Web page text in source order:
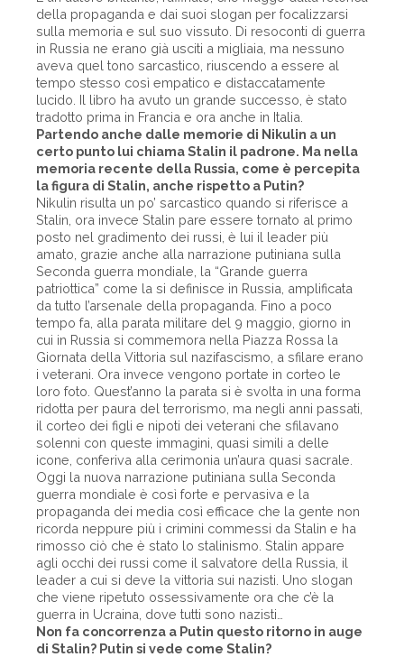
della propaganda e dai suoi slogan per focalizzarsi
sulla memoria e sul suo vissuto. Di resoconti di guerra
in Russia ne erano già usciti a migliaia, ma nessuno
aveva quel tono sarcastico, riuscendo a essere al
tempo stesso così empatico e distaccatamente
lucido. Il libro ha avuto un grande successo, è stato
tradotto prima in Francia e ora anche in Italia.
Partendo anche dalle memorie di Nikulin a un
certo punto lui chiama Stalin il padrone. Ma nella
memoria recente della Russia, come è percepita
la figura di Stalin, anche rispetto a Putin?
Nikulin risulta un po’ sarcastico quando si riferisce a
Stalin, ora invece Stalin pare essere tornato al primo
posto nel gradimento dei russi, è lui il leader più
amato, grazie anche alla narrazione putiniana sulla
Seconda guerra mondiale, la “Gran­de guerra
patriottica” come la si definisce in Russia, amplificata
da tutto l’arsenale della propaganda. Fino a poco
tempo fa, alla parata militare del 9 maggio, giorno in
cui in Russia si commemora nella Piazza Rossa la
Giornata della Vittoria sul nazifascismo, a sfilare erano
i veterani. Ora invece vengono portate in corteo le
loro foto. Quest’anno la parata si è svolta in una forma
ridotta per paura del terrorismo, ma negli anni passati,
il corteo dei figli e nipoti dei veterani che sfilavano
solenni con queste immagini, quasi simili a delle
icone, conferiva alla cerimonia un’aura quasi sacrale.
Oggi la nuova narrazione putiniana sulla Seconda
guerra mondiale è così forte e pervasiva e la
propaganda dei media così efficace che la gente non
ricorda neppure più i crimini commessi da Stalin e ha
rimosso ciò che è stato lo stalinismo. Stalin appare
agli occhi dei russi come il salvatore della Russia, il
leader a cui si deve la vittoria sui nazisti. Uno slogan
che viene ripetuto ossessivamente ora che c’è la
guerra in Ucraina, dove tutti sono nazisti…
Non fa concorrenza a Putin questo ritorno in auge
di Stalin? Putin si vede come Stalin?